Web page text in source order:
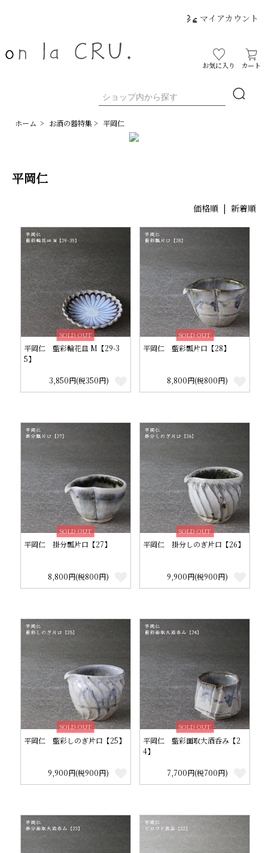
マイアカウント
お気に入り カート
ホーム > お酒の器特集> 平岡仁
平岡仁
価格順 | 新着順
SOLD OUT
平岡仁 藍彩輪花皿 M【29-3
5】
3,850円(税350円)
SOLD OUT
平岡仁 藍彩瓢片口【28】
8,800円(税800円)
SOLD OUT
平岡仁 掛分瓢片口【27】
8,800円(税800円)
SOLD OUT
平岡仁 掛分しのぎ片口【26】
9,900円(税900円)
SOLD OUT
平岡仁 藍彩しのぎ片口【25】
9,900円(税900円)
SOLD OUT
平岡仁 藍彩面取大酒呑み【2
4】
7,700円(税700円)